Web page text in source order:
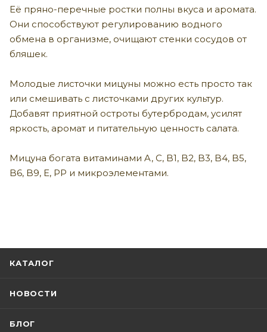
Её пряно-перечные ростки полны вкуса и аромата.
Они способствуют регулированию водного
обмена в организме, очищают стенки сосудов от
бляшек.
Молодые листочки мицуны можно есть просто так
или смешивать с листочками других культур.
Добавят приятной остроты бутербродам, усилят
яркость, аромат и питательную ценность салата.
Мицуна богата витаминами A, C, B1, B2, B3, B4, B5,
B6, B9, E, PP и микроэлементами.
КАТАЛОГ
НОВОСТИ
БЛОГ